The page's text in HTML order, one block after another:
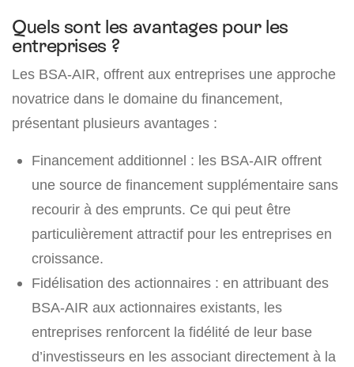
Quels sont les avantages pour les
entreprises ?
Les BSA-AIR, offrent aux entreprises une approche
novatrice dans le domaine du financement,
présentant plusieurs avantages :
Financement additionnel : les BSA-AIR offrent
une source de financement supplémentaire sans
recourir à des emprunts. Ce qui peut être
particulièrement attractif pour les entreprises en
croissance.
Fidélisation des actionnaires : en attribuant des
BSA-AIR aux actionnaires existants, les
entreprises renforcent la fidélité de leur base
d’investisseurs en les associant directement à la